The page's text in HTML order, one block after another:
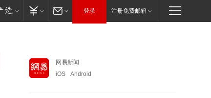
登录 注册免费邮箱
网易新闻
iOS
Android